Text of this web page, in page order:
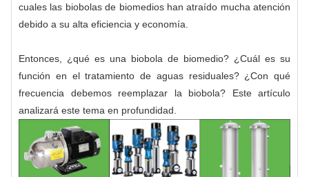
cuales las biobolas de biomedios han atraído mucha atención
debido a su alta eficiencia y economía.
Entonces, ¿qué es una biobola de biomedio? ¿Cuál es su
función en el tratamiento de aguas residuales? ¿Con qué
frecuencia debemos reemplazar la biobola? Este artículo
analizará este tema en profundidad.